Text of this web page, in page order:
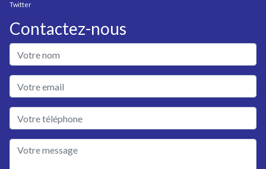
Twitter
Contactez-nous